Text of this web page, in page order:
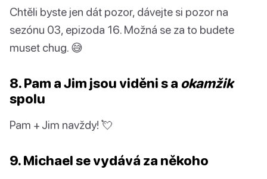
Chtěli byste jen dát pozor, dávejte si pozor na
sezónu 03, epizoda 16. Možná se za to budete
muset chug. 😅
8. Pam a Jim jsou viděni s a okamžik
spolu
Pam + Jim navždy! 💘
9. Michael se vydává za někoho